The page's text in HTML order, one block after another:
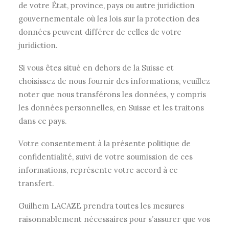
de votre État, province, pays ou autre juridiction
gouvernementale où les lois sur la protection des
données peuvent différer de celles de votre
juridiction.
Si vous êtes situé en dehors de la Suisse et
choisissez de nous fournir des informations, veuillez
noter que nous transférons les données, y compris
les données personnelles, en Suisse et les traitons
dans ce pays.
Votre consentement à la présente politique de
confidentialité, suivi de votre soumission de ces
informations, représente votre accord à ce
transfert.
Guilhem LACAZE prendra toutes les mesures
raisonnablement nécessaires pour s’assurer que vos